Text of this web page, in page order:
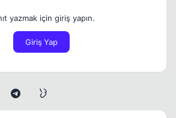
yazmak için giriş yapın.
Giriş Yap